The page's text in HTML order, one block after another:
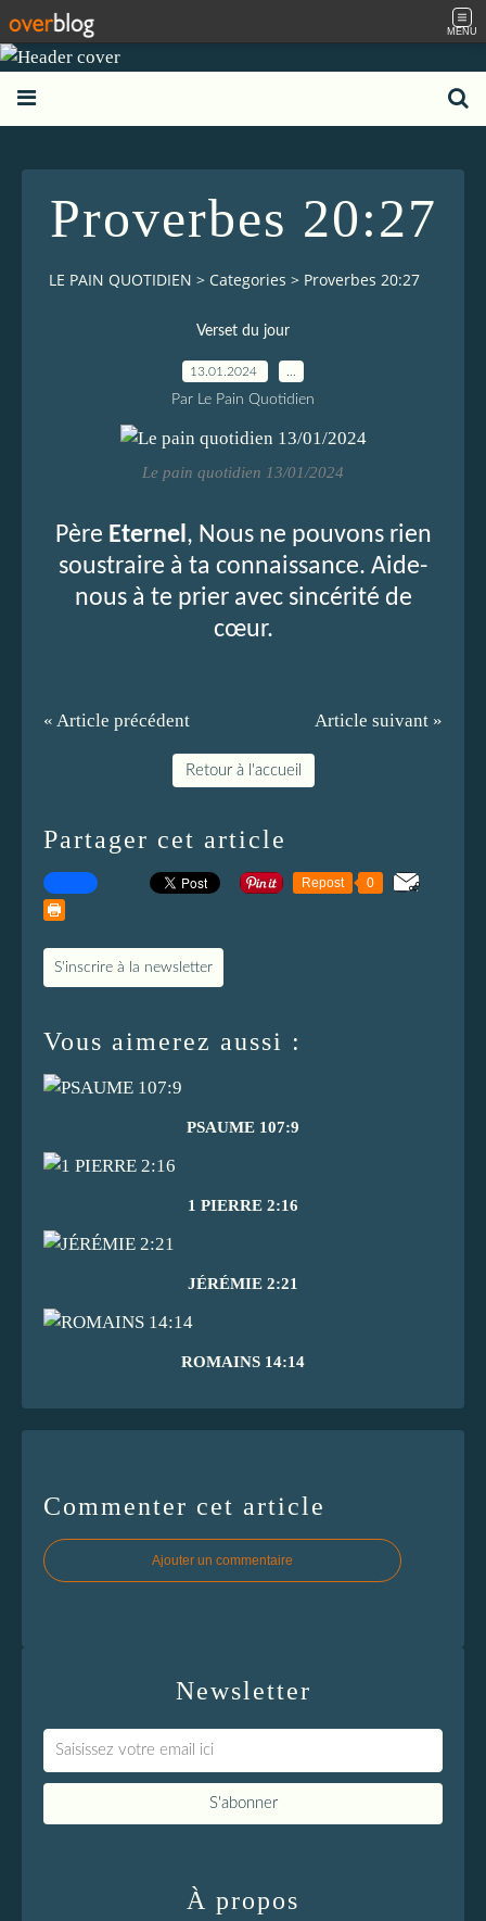
MENU
Proverbes 20:27
LE PAIN QUOTIDIEN > Categories > Proverbes 20:27
Verset du jour
13.01.2024
Par Le Pain Quotidien
Le pain quotidien 13/01/2024
Père Eternel , Nous ne pouvons rien
soustraire à ta connaissance. Aide-
nous à te prier avec sincérité de
cœur.
« Article précédent Article suivant »
Retour à l'accueil
Partager cet article
Repost 0
S'inscrire à la newsletter
Vous aimerez aussi :
PSAUME 107:9
1 PIERRE 2:16
JÉRÉMIE 2:21
ROMAINS 14:14
Commenter cet article
Ajouter un commentaire
Newsletter
À propos